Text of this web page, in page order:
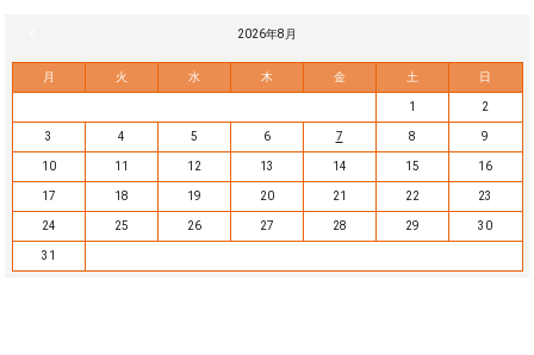
2026年8月
月 火 水 木 金 土 日
1 2
3 4 5 6 7 8 9
10 11 12 13 14 15 16
17 18 19 20 21 22 23
24 25 26 27 28 29 30
31